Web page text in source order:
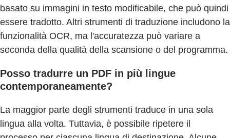
basato su immagini in testo modificabile, che può quindi
essere tradotto. Altri strumenti di traduzione includono la
funzionalità OCR, ma l'accuratezza può variare a
seconda della qualità della scansione o del programma.
Posso tradurre un PDF in più lingue
contemporaneamente?
La maggior parte degli strumenti traduce in una sola
lingua alla volta. Tuttavia, è possibile ripetere il